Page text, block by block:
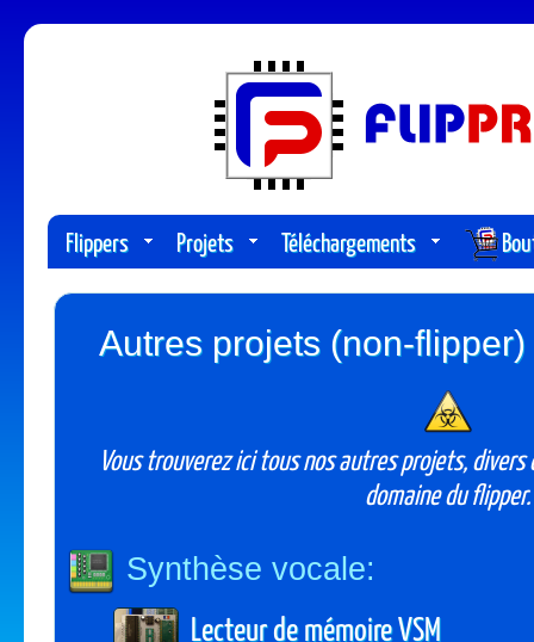
Flippers Projets Téléchargements
Autres projets (non-
Vous trouverez ici tous nos autres projets,
domaine du flipper.
Synthèse vocale:
Lecteur de mémoire VSM